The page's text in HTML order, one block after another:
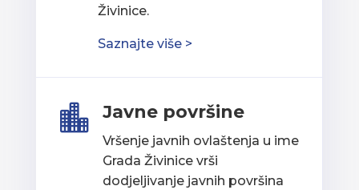
Živinice.
Saznajte više >
 Javne površine
Vršenje javnih ovlaštenja u ime
Grada Živinice vrši
dodjeljivanje javnih površina